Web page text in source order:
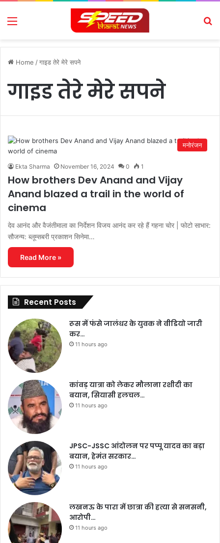
Menu
Home /गाइड तेरे मेरे सपने
गाइड तेरे मेरे सपने
मनोरंजन
Ekta Sharma November 16, 2024 0 1
How brothers Dev Anand and Vijay
Anand blazed a trail in the world of
cinema
देव आनंद और वैजंतीमाला का निर्देशन विजय आनंद कर रहे हैं गहना चोर | फोटो साभार:
सौजन्य: ब्लूम्सबरी प्रकाशन सिनेमा…
Read More »
Recent Posts
रूस में फंसे जालंधर के युवक ने वीडियो जारी
कर…
11 hours ago
कांवड़ यात्रा को लेकर मौलाना रशीदी का
बयान, सियासी हलचल…
11 hours ago
JPSC-JSSC आंदोलन पर पप्पू यादव का बड़ा
बयान, हेमंत सरकार…
11 hours ago
लखनऊ के पारा में छात्रा की हत्या से सनसनी,
आरोपी…
11 hours ago